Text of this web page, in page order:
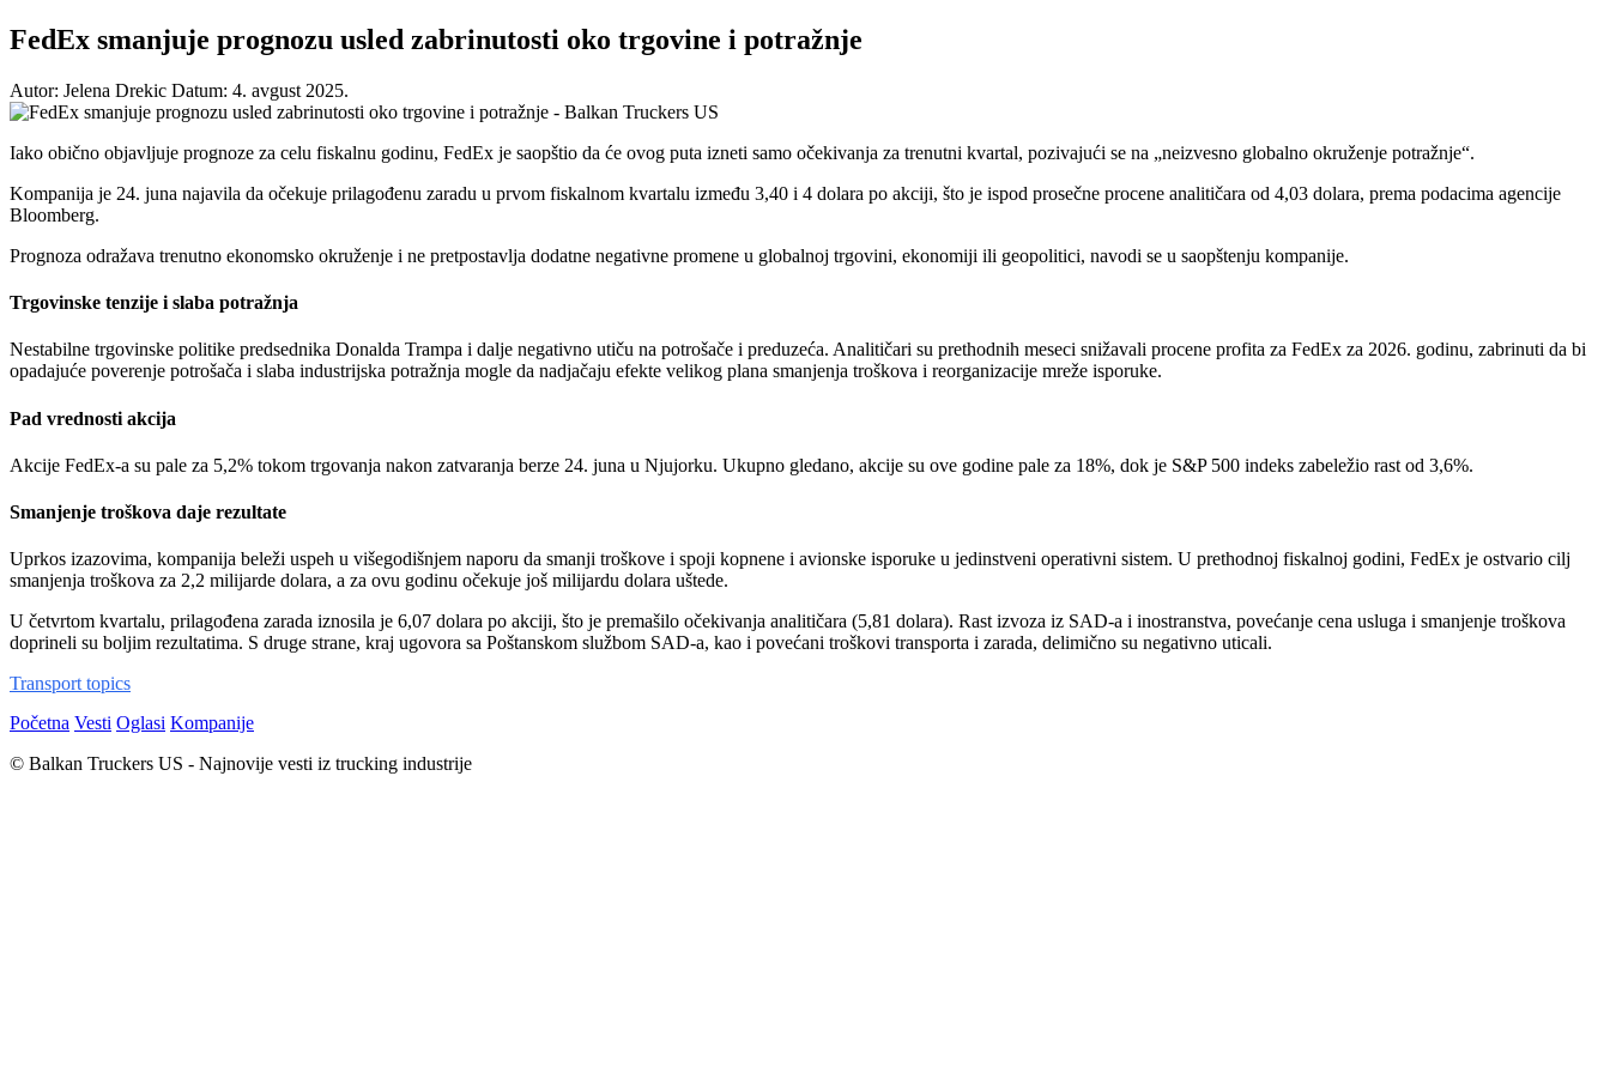
FedEx smanjuje prognozu usled zabrinutosti oko trgovine i potražnje
Autor: Jelena Drekic Datum: 4. avgust 2025.
Iako obično objavljuje prognoze za celu fiskalnu godinu, FedEx je saopštio da će ovog puta izneti samo očekivanja za trenutni kvartal, pozivajući se na „neizvesno globalno okruženje potražnje“.
Kompanija je 24. juna najavila da očekuje prilagođenu zaradu u prvom fiskalnom kvartalu između 3,40 i 4 dolara po akciji, što je ispod prosečne procene analitičara od 4,03 dolara, prema podacima agencije
Bloomberg.
Prognoza odražava trenutno ekonomsko okruženje i ne pretpostavlja dodatne negativne promene u globalnoj trgovini, ekonomiji ili geopolitici, navodi se u saopštenju kompanije.
Trgovinske tenzije i slaba potražnja
Nestabilne trgovinske politike predsednika Donalda Trampa i dalje negativno utiču na potrošače i preduzeća. Analitičari su prethodnih meseci snižavali procene profita za FedEx za 2026. godinu, zabrinuti da bi
opadajuće poverenje potrošača i slaba industrijska potražnja mogle da nadjačaju efekte velikog plana smanjenja troškova i reorganizacije mreže isporuke.
Pad vrednosti akcija
Akcije FedEx-a su pale za 5,2% tokom trgovanja nakon zatvaranja berze 24. juna u Njujorku. Ukupno gledano, akcije su ove godine pale za 18%, dok je S&P 500 indeks zabeležio rast od 3,6%.
Smanjenje troškova daje rezultate
Uprkos izazovima, kompanija beleži uspeh u višegodišnjem naporu da smanji troškove i spoji kopnene i avionske isporuke u jedinstveni operativni sistem. U prethodnoj fiskalnoj godini, FedEx je ostvario cilj
smanjenja troškova za 2,2 milijarde dolara, a za ovu godinu očekuje još milijardu dolara uštede.
U četvrtom kvartalu, prilagođena zarada iznosila je 6,07 dolara po akciji, što je premašilo očekivanja analitičara (5,81 dolara). Rast izvoza iz SAD-a i inostranstva, povećanje cena usluga i smanjenje troškova
doprineli su boljim rezultatima. S druge strane, kraj ugovora sa Poštanskom službom SAD-a, kao i povećani troškovi transporta i zarada, delimično su negativno uticali.
Transport topics
Početna Vesti Oglasi Kompanije
© Balkan Truckers US - Najnovije vesti iz trucking industrije